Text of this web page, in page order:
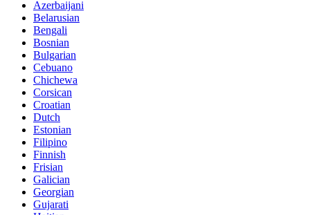
Azerbaijani
Belarusian
Bengali
Bosnian
Bulgarian
Cebuano
Chichewa
Corsican
Croatian
Dutch
Estonian
Filipino
Finnish
Frisian
Galician
Georgian
Gujarati